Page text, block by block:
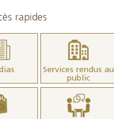
rapides
Services rendus au
public